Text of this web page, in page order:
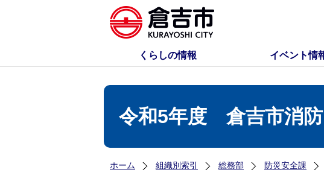
くらしの情報 イベント情
令和5年度 倉吉市消
ホーム 組織別索引 総務部 防災安全課